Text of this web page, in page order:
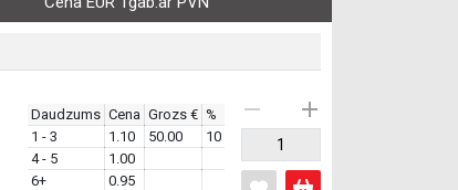
Daudzums Cena Grozs € %
1 - 3
1.10 50.00
10
4 - 5
1.00
6+
0.95